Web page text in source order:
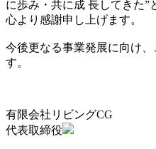
に歩み・共に成 長してきた”
心より感謝申し上げます。
今後更なる事業発展に向け
す。
有限会社リビングCG
代表取締役